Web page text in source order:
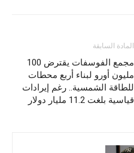
المادة السابقة
مجمع الفوسفات يقترض 100
مليون أورو لبناء أربع محطات
للطاقة الشمسية.. رغم إيرادات
قياسية بلغت 11.2 مليار دولار